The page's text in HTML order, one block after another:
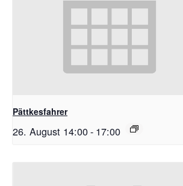
Pättkesfahrer
26. August 14:00- 17:00